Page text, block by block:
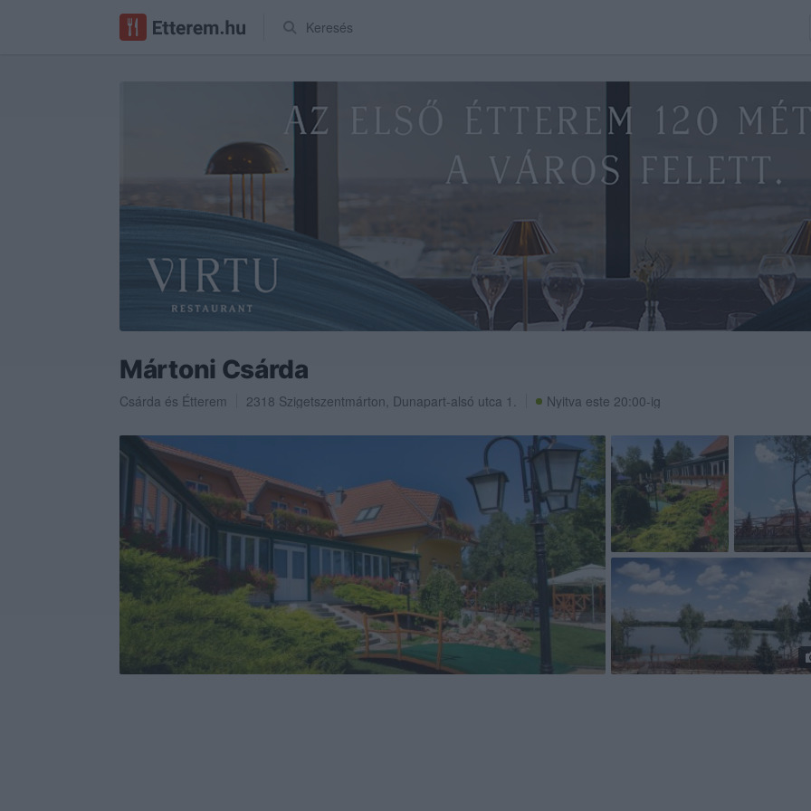
Keresés
Mártoni Csárda
Csárda és Étterem 2318 Szigetszentmárton, Dunapart-alsó utca 1. Nyitva este 20:00-ig